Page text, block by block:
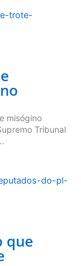
misógino
Tribunal
que